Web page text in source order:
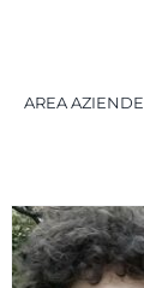
AREA AZIENDE